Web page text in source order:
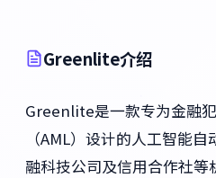
Greenlite介绍
Greenlite是一款专为金融
（AML）设计的人工智能
融科技公司及信用合作社